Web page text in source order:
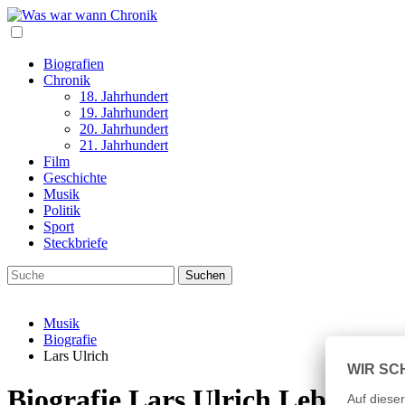
Biografien
Chronik
18. Jahrhundert
19. Jahrhundert
20. Jahrhundert
21. Jahrhundert
Film
Geschichte
Musik
Politik
Sport
Steckbriefe
Musik
Biografie
Lars Ulrich